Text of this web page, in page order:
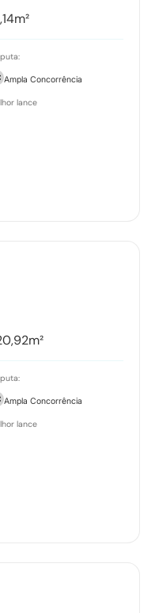
Ampla Concorrência
lance
Ampla Concorrência
lance